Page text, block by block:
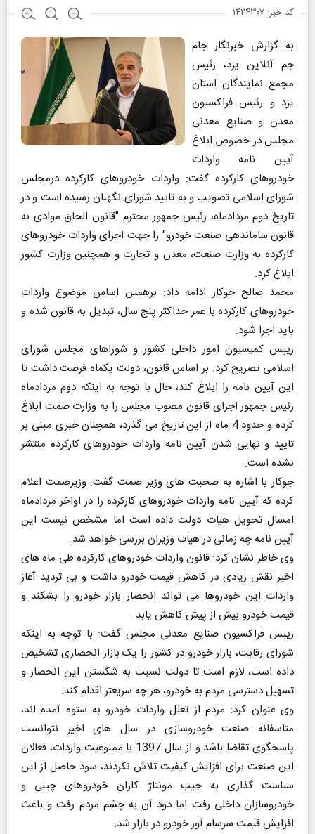
کد خبر: ۱۴۲۴۳۰۷
به گزارش خبرنگار جام
جم آنلاین یزد، رئیس
مجمع نمایندگان استان
یزد و رئیس فراکسیون
معدن و صنایع معدنی
مجلس در خصوص ابلاغ
آیین نامه واردات
خودروهای کارکرده گفت: واردات خودروهای کارکرده درمجلس
شورای اسلامی تصویب و به تایید شورای نگهبان رسیده است و در
تاریخ دوم مردادماه، رئیس جمهور محترم "قانون الحاق موادی به
قانون ساماندهی صنعت خودرو" را جهت اجرای واردات خودروهای
کارکرده به وزارت صنعت، معدن و تجارت و همچنین وزارت کشور
ابلاغ کرد.
محمد صالح جوکار ادامه داد: برهمین اساس موضوع واردات
خودروهای کارکرده با عمر حداکثر پنج سال، تبدیل به قانون شده و
باید اجرا شود.
رییس کمیسیون امور داخلی کشور و شوراهای مجلس شورای
اسلامی تصریح کرد: بر اساس قانون، دولت یکماه فرصت داشت تا
این آیین نامه را ابلاغ کند، حال با توجه به اینکه دوم مردادماه
رئیس جمهور اجرای قانون مصوب مجلس را به وزارت صمت ابلاغ
کرده و حدود 4 ماه از این تاریخ می گذرد، همچنان خبری مبنی بر
تایید و نهایی شدن آیین نامه واردات خودروهای کارکرده منتشر
نشده است.
جوکار با اشاره به صحبت های وزیر صمت گفت: وزیرصمت اعلام
کرده که آیین نامه واردات خودروهای کارکرده را در اواخر مردادماه
امسال تحویل هیات دولت داده است اما مشخص نیست این
آیین نامه چه زمانی در هیات وزیران بررسی خواهد شد.
وی خاطر نشان کرد: قانون واردات خودروهای کارکرده طی ماه های
اخیر نقش زیادی در کاهش قیمت خودرو داشت و بی تردید آغاز
واردات این خودروها می تواند انحصار بازار خودرو را بشکند و
قیمت خودرو بیش از پیش کاهش یابد.
رییس فراکسیون صنایع معدنی مجلس گفت: با توجه به اینکه
شورای رقابت، بازار خودرو در کشور را یک بازار انحصاری تشخیص
داده است، لازم است تا دولت نسبت به شکستن این انحصار و
تسهیل دسترسی مردم به خودرو، هر چه سریعتر اقدام کند.
وی عنوان کرد: مردم از تعلل واردات خودرو به ستوه آمده اند،
متاسفانه صنعت خودروسازی در سال های اخیر نتوانست
پاسخگوی تقاضا باشد و از سال 1397 با ممنوعیت واردات، فعالان
این صنعت برای افزایش کیفیت تلاش نکردند، سود حاصل از این
سیاست گذاری به جیب مونتاژ کاران خودروهای چینی و
خودروسازان داخلی رفت اما دود آن به چشم مردم رفت و باعث
افزایش قیمت سرسام آور خودرو در بازار شد.